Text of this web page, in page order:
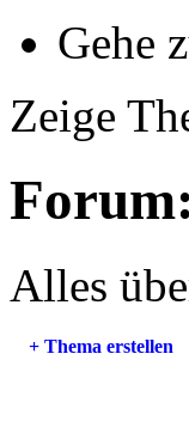
Gehe
Zeige
Forum:
Alles
+ Thema erstellen